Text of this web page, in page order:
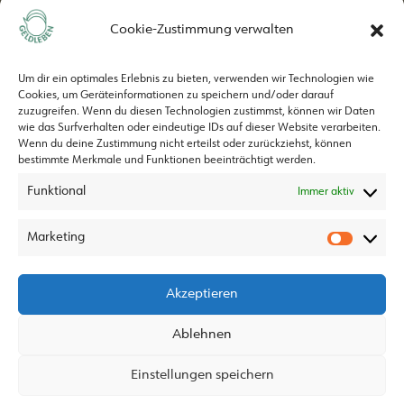
Cookie-Zustimmung verwalten
Um dir ein optimales Erlebnis zu bieten, verwenden wir Technologien wie
Cookies, um Geräteinformationen zu speichern und/oder darauf
zuzugreifen. Wenn du diesen Technologien zustimmst, können wir Daten
wie das Surfverhalten oder eindeutige IDs auf dieser Website verarbeiten.
Wenn du deine Zustimmung nicht erteilst oder zurückziehst, können
bestimmte Merkmale und Funktionen beeinträchtigt werden.
Funktional Immer aktiv
Marketing
Akzeptieren
Ablehnen
Einstellungen speichern
Geldleben ist ein Projekt von
info@geldleben.at
Datenschutz
Impressum